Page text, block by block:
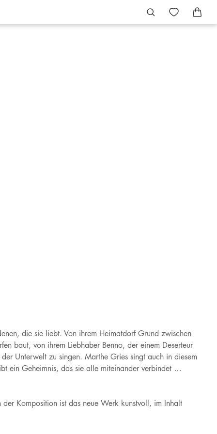
die sie liebt. Von ihrem Heimatdorf Grund zwischen
baut, von ihrem Liebhaber Benno, der einem Deserteur
Unterwelt zu singen. Marthe Gries singt auch in diesem
ein Geheimnis, das sie alle miteinander verbindet …
Komposition ist das neue Werk kunstvoll, im Inhalt